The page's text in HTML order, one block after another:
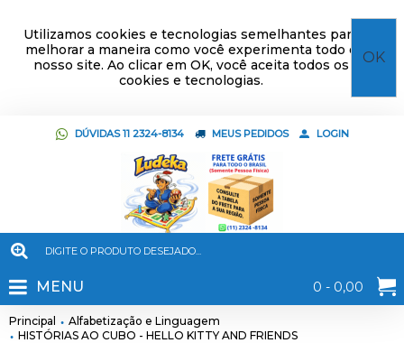
Utilizamos cookies e tecnologias semelhantes para
melhorar a maneira como você experimenta todo o
nosso site. Ao clicar em OK, você aceita todos os
cookies e tecnologias.
OK
DÚVIDAS 11 2324-8134 MEUS PEDIDOS LOGIN
0 - 0,00
MENU
Principal
Alfabetização e Linguagem
HISTÓRIAS AO CUBO - HELLO KITTY AND FRIENDS